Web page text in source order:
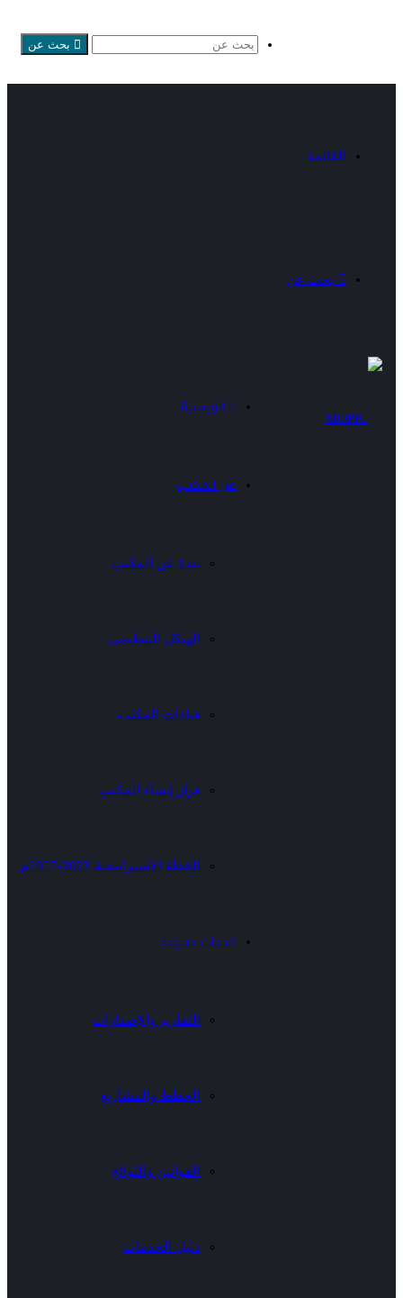
بحث عن
القائمة
بحث عن
الرئيسية
عن المكتب
نبذة عن المكتب
الهيكل التنظيمى
قيادات المكتب
قرار إنشاء المكتب
الخطة الاستراتيجية 2023-2027م
خدمات متنوعة
التقارير والإصدارات
الخطط والمشاريع
القوانين واللوائح
دليل الخدمات